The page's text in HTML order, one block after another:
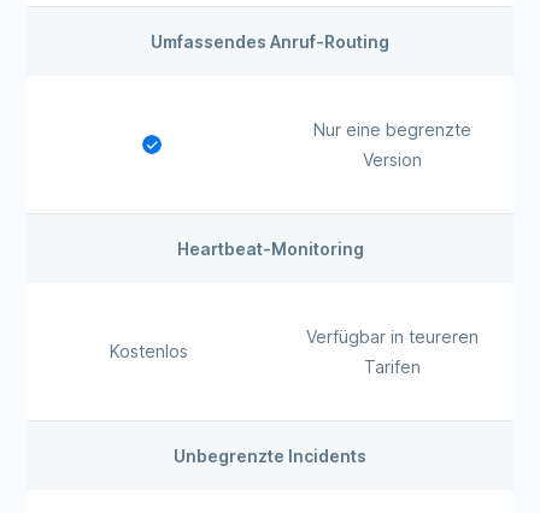
Umfassendes Anruf-Routing
Nur eine begrenzte
Version
Heartbeat-Monitoring
Kostenlos
Verfügbar in teureren
Tarifen
Unbegrenzte Incidents